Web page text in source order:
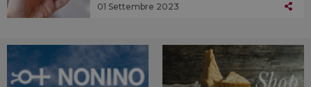
01 Settembre 2023